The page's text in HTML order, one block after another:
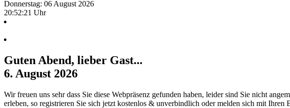
Donnerstag: 06 August 2026
20:52:22 Uhr
Guten Abend, lieber Gast...
6. August 2026
Wir freuen uns sehr dass Sie diese Webpräsenz gefunden haben, leider sind Sie nicht
erleben, so registrieren Sie sich jetzt kostenlos & unverbindlich oder melden sich mit Ihren